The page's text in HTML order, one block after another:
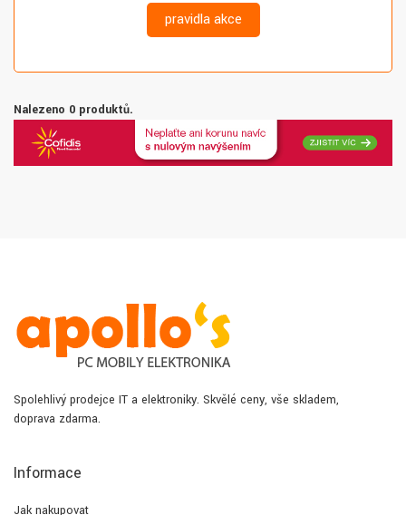
pravidla akce
Nalezeno 0 produktů.
Spolehlivý prodejce IT a elektroniky. Skvělé ceny, vše skladem,
doprava zdarma.
Informace
Jak nakupovat